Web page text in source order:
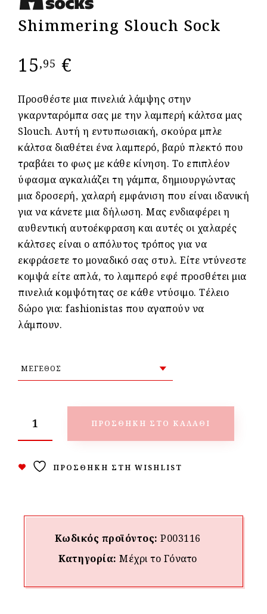
Shimmering Slouch Sock
15,95 €
Προσθέστε μια πινελιά λάμψης στην
γκαρνταρόμπα σας με την λαμπερή κάλτσα μας
Slouch. Αυτή η εντυπωσιακή, σκούρα μπλε
κάλτσα διαθέτει ένα λαμπερό, βαρύ πλεκτό που
τραβάει το φως με κάθε κίνηση. Το επιπλέον
ύφασμα αγκαλιάζει τη γάμπα, δημιουργώντας
μια δροσερή, χαλαρή εμφάνιση που είναι ιδανική
για να κάνετε μια δήλωση. Μας ενδιαφέρει η
αυθεντική αυτοέκφραση και αυτές οι χαλαρές
κάλτσες είναι ο απόλυτος τρόπος για να
εκφράσετε το μοναδικό σας στυλ. Είτε ντύνεστε
κομψά είτε απλά, το λαμπερό εφέ προσθέτει μια
πινελιά κομψότητας σε κάθε ντύσιμο. Τέλειο
δώρο για: fashionistas που αγαπούν να
λάμπουν.
ΠΡΟΣΘΉΚΗ ΣΤΟ ΚΑΛΆΘΙ
ΠΡΟΣΘΉΚΗ ΣΤΗ WISHLIST
Κωδικός προϊόντος: P003116
Κατηγορία: Μέχρι το Γόνατο